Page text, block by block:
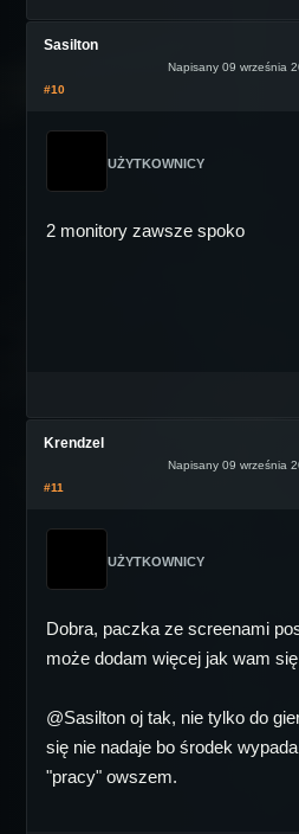
Sasilton
Napisany 09 września
#10
UŻYTKOWNICY
2 monitory zawsze spoko
Krendzel
Napisany 09 września
#11
UŻYTKOWNICY
Dobra, paczka ze screenami
może dodam więcej jak wam
@Sasilton oj tak, nie tylko do
się nie nadaje bo środek
"pracy" owszem.